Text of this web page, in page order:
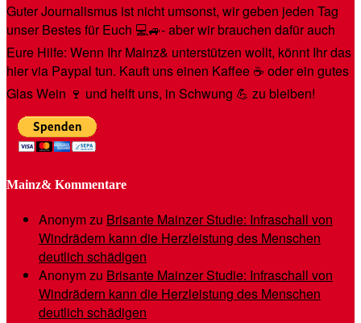
Guter Journalismus ist nicht umsonst, wir geben jeden Tag
unser Bestes für Euch 💻🚙- aber wir brauchen dafür auch
Eure Hilfe: Wenn Ihr Mainz& unterstützen wollt, könnt Ihr das
hier via Paypal tun. Kauft uns einen Kaffee ☕️ oder ein gutes
Glas Wein 🍷 und helft uns, in Schwung 💪 zu bleiben!
Mainz& Kommentare
Anonymzu Brisante Mainzer Studie: Infraschall von
Windrädern kann die Herzleistung des Menschen
deutlich schädigen
Anonymzu Brisante Mainzer Studie: Infraschall von
Windrädern kann die Herzleistung des Menschen
deutlich schädigen